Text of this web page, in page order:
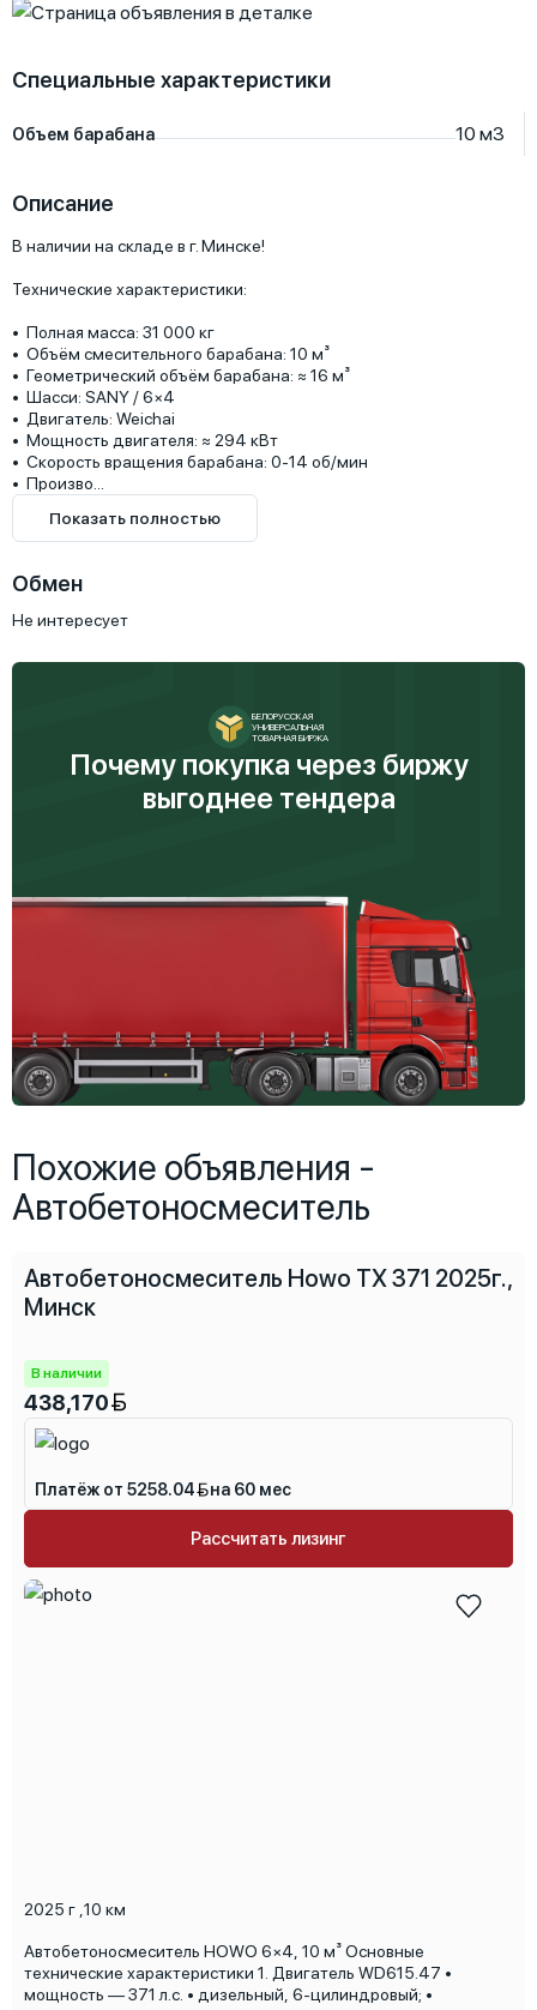
Специальные характеристики
Объем барабана 10 м3
Описание
В наличии на складе в г. Минске!
Технические характеристики:
•  Полная масса: 31 000 кг
•  Объём смесительного барабана: 10 м³
•  Геометрический объём барабана: ≈ 16 м³
•  Шасси: SANY / 6×4
•  Двигатель: Weichai
•  Мощность двигателя: ≈ 294 кВт
•  Скорость вращения барабана: 0-14 об/мин
•  Произво...
Показать полностью
Обмен
Не интересует
БЕЛОРУССКАЯ
УНИВЕРСАЛЬНАЯ
ТОВАРНАЯ БИРЖА
Почему покупка через биржу
выгоднее тендера
Похожие объявления -
Автобетоносмеситель
2025 г 10 км
Автобетоносмеситель HOWO 6×4, 10 м³ Основные
технические характеристики 1. Двигатель WD615.47 •
мощность — 371 л.с. • дизельный, 6-цилиндровый; •
Автобетоносмеситель Howo TX 371 2025г.,
Минск
В наличии
438,170
Платёж от 5258.04 на 60 мес
Рассчитать лизинг